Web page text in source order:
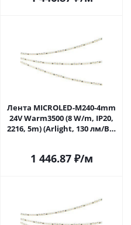
Лента MICROLED-M240-4mm
24V Warm3500 (8 W/m, IP20,
2216, 5m) (Arlight, 130 лм/Вт)
1 446.87₽/м